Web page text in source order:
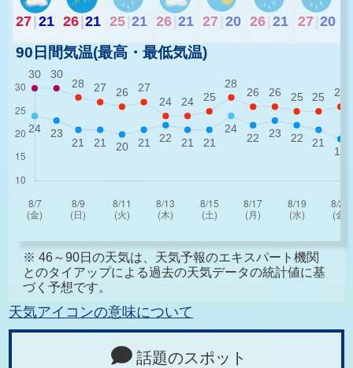
27|21 26|21 25 21 26 21 27 20 26 21 27 20
90日間気温(最高・最低気温)
※ 46～90日の天気は、天気予報のエキスパート機関
とのタイアップによる過去の天気データの統計値に基
づく予想です。
天気アイコンの意味について
話題のスポット